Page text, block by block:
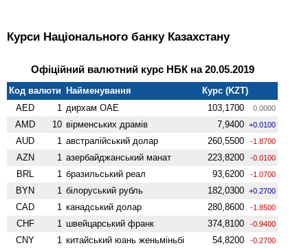
Курси Національного банку Казахстану
Офіційний валютний курс НБК на 20.05.2019
Код валюти Найменування
Курс (KZT)
AED
1 дирхам ОАЕ 103,1700 0.0000
AMD 10 вiрменських драмів 7,9400 +0.0100
AUD 1 австралійський долар 260,5500 -1.8700
AZN 1 азербайджанський манат 223,8200 -0.0100
BRL 1 бразильський реал 93,6200 -1.0700
BYN 1 білоруський рубль 182,0300 +0.2700
CAD 1 канадський долар 280,8600 -1.8500
CHF 1 швейцарський франк 374,8100 -0.9400
CNY 1 китайський юань женьмiньбi 54,8200 -0.2700